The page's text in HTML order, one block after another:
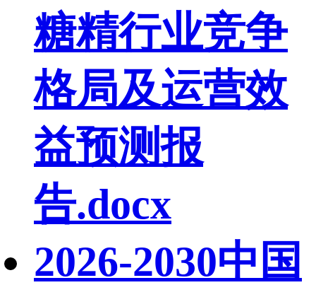
糖精行业竞争
格局及运营效
益预测报
告.docx
2026-2030中国